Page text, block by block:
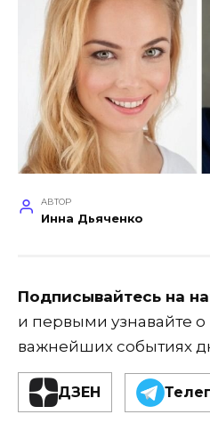
АВТОР
Инна Дьяченко
Подписывайтесь на
и первыми узнавайте о
важнейших событиях
ДЗЕН